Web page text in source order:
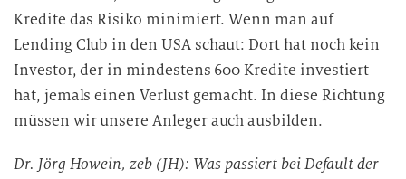
Kredite das Risiko minimiert. Wenn man auf
Lending Club in den USA schaut: Dort hat noch kein
Investor, der in mindestens 600 Kredite investiert
hat, jemals einen Verlust gemacht. In diese Richtung
müssen wir unsere Anleger auch ausbilden.
Dr. Jörg Howein, zeb (JH): Was passiert bei Default der